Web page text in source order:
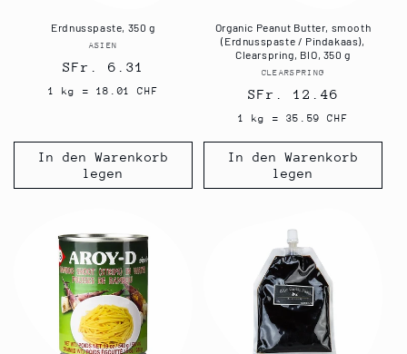
Erdnusspaste, 350 g
Anbieter:
ASIEN
Normaler
Preis
SFr. 6.31
1 kg = 18.01 CHF
In den Warenkorb
legen
Organic Peanut Butter, smooth
(Erdnusspaste / Pindakaas),
Clearspring, BIO, 350 g
Anbieter:
CLEARSPRING
Normaler
Preis
SFr. 12.46
1 kg = 35.59 CHF
In den Warenkorb
legen